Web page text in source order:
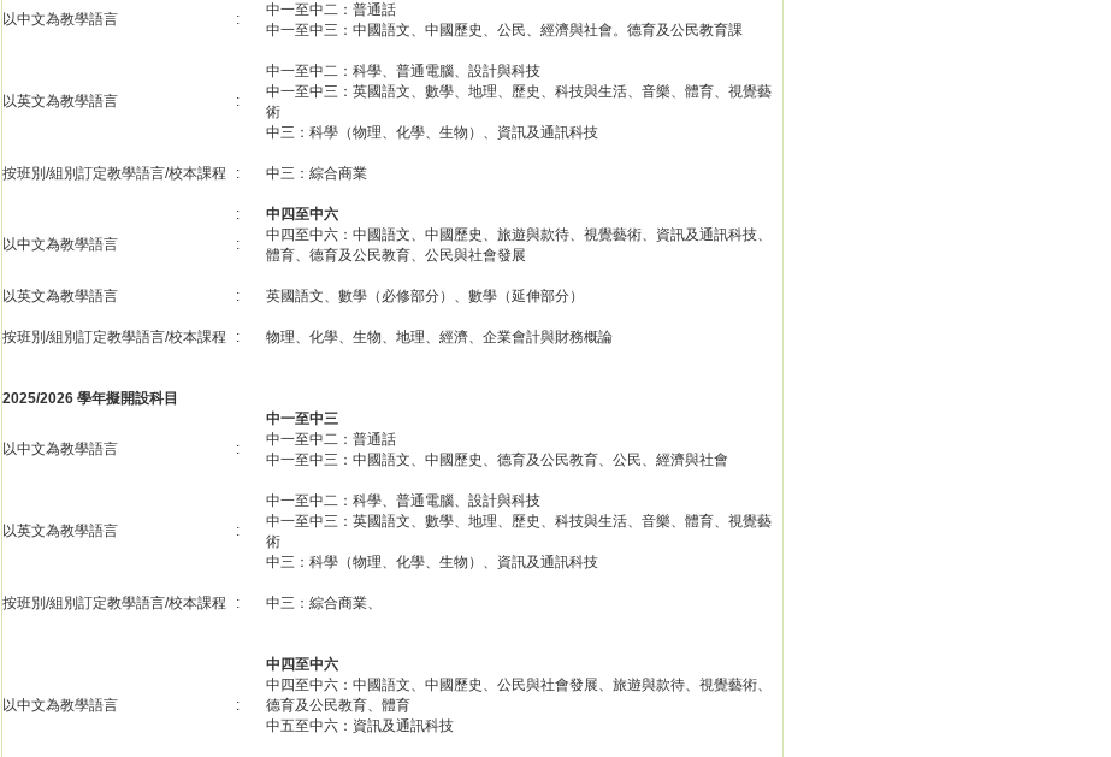
以中文為教學語言
:
中一至中二：普通話
中一至中三：中國語文、中國歷史、公民、經濟與社會。德育及公民教育課
以英文為教學語言 :
中一至中二：科學、普通電腦、設計與科技
中一至中三：英國語文、數學、地理、歷史、科技與生活、音樂、體育、視覺藝
術
中三：科學（物理、化學、生物）、資訊及通訊科技
按班別/組別訂定教學語言/校本課程 : 中三：綜合商業
:
中四至中六
以中文為教學語言
:
中四至中六：中國語文、中國歷史、旅遊與款待、視覺藝術、資訊及通訊科技、
體育、德育及公民教育、公民與社會發展
以英文為教學語言 : 英國語文、數學（必修部分）、數學（延伸部分）
按班別/組別訂定教學語言/校本課程 : 物理、化學、生物、地理、經濟、企業會計與財務概論
2025/2026 學年擬開設科目
中一至中三
以中文為教學語言
:
中一至中二：普通話
中一至中三：中國語文、中國歷史、德育及公民教育、公民、經濟與社會
以英文為教學語言 :
中一至中二：科學、普通電腦、設計與科技
中一至中三：英國語文、數學、地理、歷史、科技與生活、音樂、體育、視覺藝
術
中三：科學（物理、化學、生物）、資訊及通訊科技
按班別/組別訂定教學語言/校本課程 : 中三：綜合商業、
中四至中六
以中文為教學語言 :
中四至中六：中國語文、中國歷史、公民與社會發展、旅遊與款待、視覺藝術、
德育及公民教育、體育
中五至中六：資訊及通訊科技